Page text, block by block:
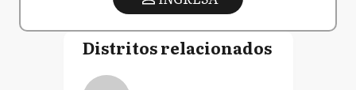
Distritos relacionados